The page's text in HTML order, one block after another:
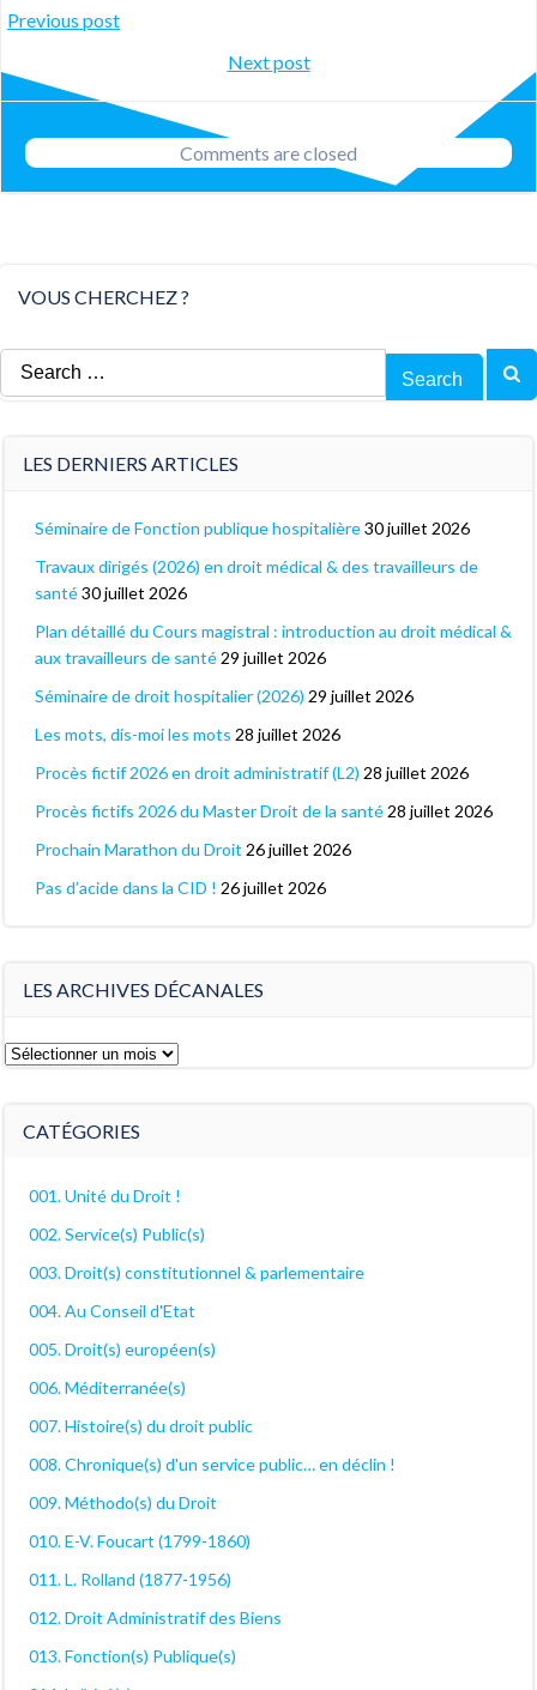
Post
navigation
Previous post
Post
navigation
Next post
Comments are closed
VOUS CHERCHEZ ?
Search
for:
LES DERNIERS ARTICLES
Séminaire de Fonction publique hospitalière30 juillet 2026
Travaux dirigés (2026) en droit médical & des travailleurs de
santé30 juillet 2026
Plan détaillé du Cours magistral : introduction au droit médical &
aux travailleurs de santé 29 juillet 2026
Séminaire de droit hospitalier (2026) 29 juillet 2026
Les mots, dis-moi les mots 28 juillet 2026
Procès fictif 2026 en droit administratif (L2) 28 juillet 2026
Procès fictifs 2026 du Master Droit de la santé 28 juillet 2026
Prochain Marathon du Droit 26 juillet 2026
Pas d’acide dans la CID ! 26 juillet 2026
LES ARCHIVES DÉCANALES
Les
CATÉGORIES
001. Unité du Droit !
002. Service(s) Public(s)
003. Droit(s) constitutionnel & parlementaire
004. Au Conseil d'Etat
005. Droit(s) européen(s)
006. Méditerranée(s)
007. Histoire(s) du droit public
008. Chronique(s) d'un service public… en déclin !
009. Méthodo(s) du Droit
010. E-V. Foucart (1799-1860)
011. L. Rolland (1877-1956)
012. Droit Administratif des Biens
013. Fonction(s) Publique(s)